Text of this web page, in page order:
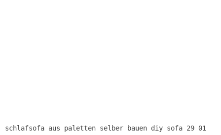
schlafsofa aus paletten selber bauen diy sofa 29 01